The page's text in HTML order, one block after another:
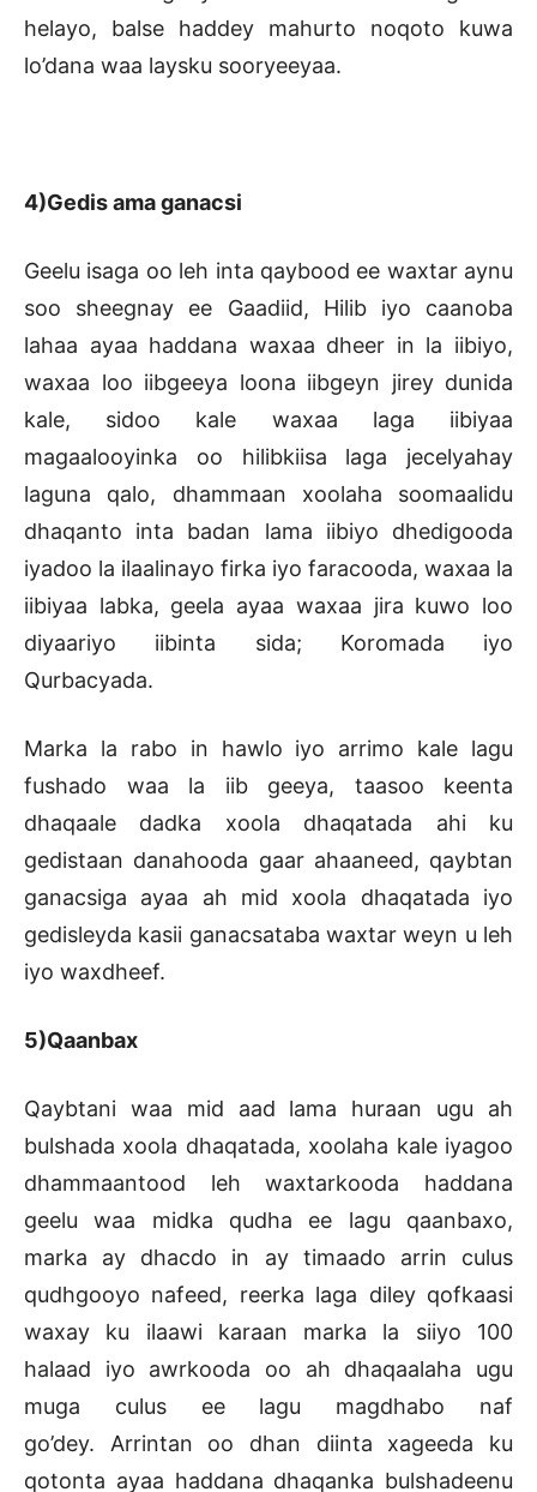
helayo, balse haddey mahurto noqoto kuwa
lo’dana waa laysku sooryeeyaa.
4)Gedis ama ganacsi
Geelu isaga oo leh inta qaybood ee waxtar aynu
soo sheegnay ee Gaadiid, Hilib iyo caanoba
lahaa ayaa haddana waxaa dheer in la iibiyo,
waxaa loo iibgeeya loona iibgeyn jirey dunida
kale, sidoo kale waxaa laga iibiyaa
magaalooyinka oo hilibkiisa laga jecelyahay
laguna qalo, dhammaan xoolaha soomaalidu
dhaqanto inta badan lama iibiyo dhedigooda
iyadoo la ilaalinayo firka iyo faracooda, waxaa la
iibiyaa labka, geela ayaa waxaa jira kuwo loo
diyaariyo iibinta sida; Koromada iyo
Qurbacyada.
Marka la rabo in hawlo iyo arrimo kale lagu
fushado waa la iib geeya, taasoo keenta
dhaqaale dadka xoola dhaqatada ahi ku
gedistaan danahooda gaar ahaaneed, qaybtan
ganacsiga ayaa ah mid xoola dhaqatada iyo
gedisleyda kasii ganacsataba waxtar weyn u leh
iyo waxdheef.
5)Qaanbax
Qaybtani waa mid aad lama huraan ugu ah
bulshada xoola dhaqatada, xoolaha kale iyagoo
dhammaantood leh waxtarkooda haddana
geelu waa midka qudha ee lagu qaanbaxo,
marka ay dhacdo in ay timaado arrin culus
qudhgooyo nafeed, reerka laga diley qofkaasi
waxay ku ilaawi karaan marka la siiyo 100
halaad iyo awrkooda oo ah dhaqaalaha ugu
muga culus ee lagu magdhabo naf
go’dey. Arrintan oo dhan diinta xageeda ku
qotonta ayaa haddana dhaqanka bulshadeenu